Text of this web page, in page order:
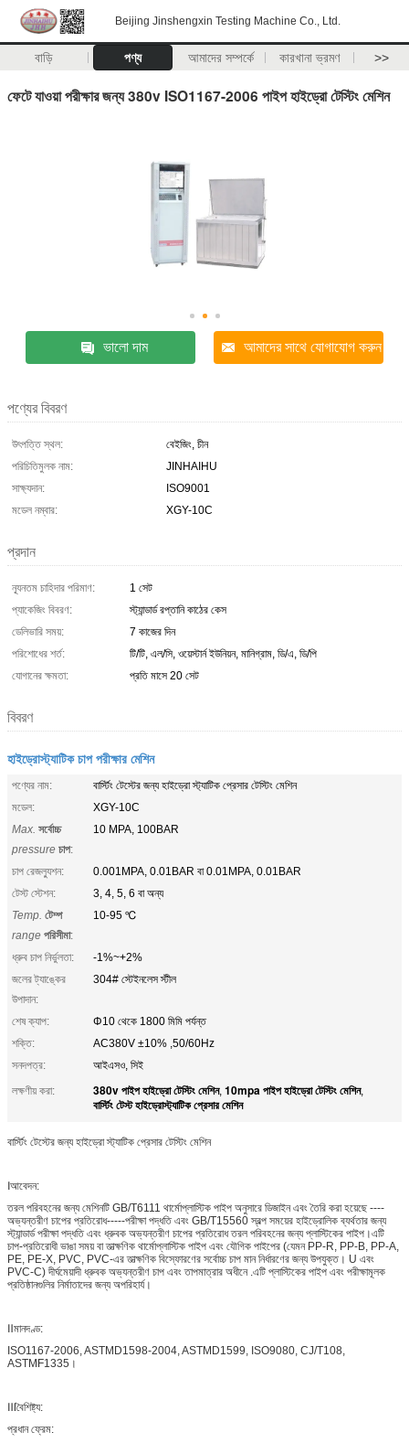
Beijing Jinshengxin Testing Machine Co., Ltd.
বাড়ি পণ্য আমাদের সম্পর্কে কারখানা ভ্রমণ >>
ফেটে যাওয়া পরীক্ষার জন্য 380v ISO1167-2006 পাইপ হাইড্রো টেস্টিং মেশিন
ভালো দাম আমাদের সাথে যোগাযোগ করুন
পণ্যের বিবরণ
উৎপত্তি স্থল:
বেইজিং, চীন
পরিচিতিমুলক নাম:
JINHAIHU
সাক্ষ্যদান:
ISO9001
মডেল নম্বার:
XGY-10C
প্রদান
ন্যূনতম চাহিদার পরিমাণ:
1 সেট
প্যাকেজিং বিবরণ:
স্ট্যান্ডার্ড রপ্তানি কাঠের কেস
ডেলিভারি সময়:
7 কাজের দিন
পরিশোধের শর্ত:
টি/টি, এল/সি, ওয়েস্টার্ন ইউনিয়ন, মানিগ্রাম, ডি/এ, ডি/পি
যোগানের ক্ষমতা:
প্রতি মাসে 20 সেট
বিবরণ
হাইড্রোস্ট্যাটিক চাপ পরীক্ষার মেশিন
পণ্যের নাম:
বার্স্টিং টেস্টের জন্য হাইড্রো স্ট্যাটিক প্রেসার টেস্টিং মেশিন
মডেল:
XGY-10C
Max. সর্বোচ্চ
pressure চাপ:
10 MPA, 100BAR
চাপ রেজল্যুশন:
0.001MPA, 0.01BAR বা 0.01MPA, 0.01BAR
টেস্ট স্টেশন:
3, 4, 5, 6 বা অন্য
Temp. টেম্প
range পরিসীমা:
10-95 ℃
ধ্রুব চাপ নির্ভুলতা:
-1%~+2%
জলের ট্যাঙ্কের
উপাদান:
304# স্টেইনলেস স্টীল
শেষ ক্যাপ:
Φ10 থেকে 1800 মিমি পর্যন্ত
শক্তি:
AC380V ±10% ,50/60Hz
সনদপত্র:
আইএসও, সিই
লক্ষণীয় করা:
380v পাইপ হাইড্রো টেস্টিং মেশিন, 10mpa পাইপ হাইড্রো টেস্টিং মেশিন,
বার্স্টিং টেস্ট হাইড্রোস্ট্যাটিক প্রেসার মেশিন
বার্স্টিং টেস্টের জন্য হাইড্রো স্ট্যাটিক প্রেসার টেস্টিং মেশিন
Ⅰআবেদন:
তরল পরিবহনের জন্য মেশিনটি GB/T6111 থার্মোপ্লাস্টিক পাইপ অনুসারে ডিজাইন এবং তৈরি করা হয়েছে ----
অভ্যন্তরীণ চাপের প্রতিরোধ-----পরীক্ষা পদ্ধতি এবং GB/T15560 স্বল্প সময়ের হাইড্রোলিক ব্যর্থতার জন্য
স্ট্যান্ডার্ড পরীক্ষা পদ্ধতি এবং ধ্রুবক অভ্যন্তরীণ চাপের প্রতিরোধ তরল পরিবহনের জন্য প্লাস্টিকের পাইপ।এটি
চাপ-প্রতিরোধী ভাঙা সময় বা তাত্ক্ষণিক থার্মোপ্লাস্টিক পাইপ এবং যৌগিক পাইপের (যেমন PP-R, PP-B, PP-A,
PE, PE-X, PVC, PVC-এর তাত্ক্ষণিক বিস্ফোরণের সর্বোচ্চ চাপ মান নির্ধারণের জন্য উপযুক্ত। U এবং
PVC-C) দীর্ঘমেয়াদী ধ্রুবক অভ্যন্তরীণ চাপ এবং তাপমাত্রার অধীনে .এটি প্লাস্টিকের পাইপ এবং পরীক্ষামূলক
প্রতিষ্ঠানগুলির নির্মাতাদের জন্য অপরিহার্য।
Ⅱমানদণ্ড:
ISO1167-2006, ASTMD1598-2004, ASTMD1599, ISO9080, CJ/T108,
ASTMF1335।
Ⅲবৈশিষ্ট্য:
প্রধান ফ্রেম: